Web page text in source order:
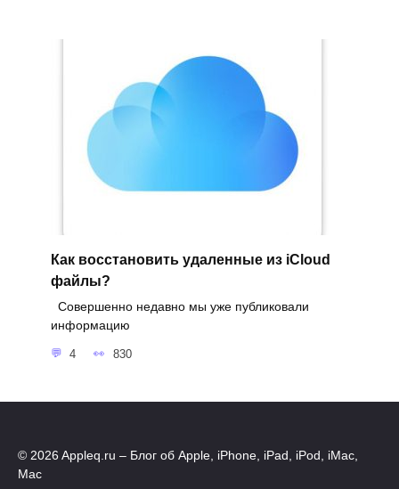
Как восстановить удаленные из iCloud
файлы?
Совершенно недавно мы уже публиковали
информацию
4 830
© 2026 Appleq.ru – Блог об Apple, iPhone, iPad, iPod, iMac,
Mac